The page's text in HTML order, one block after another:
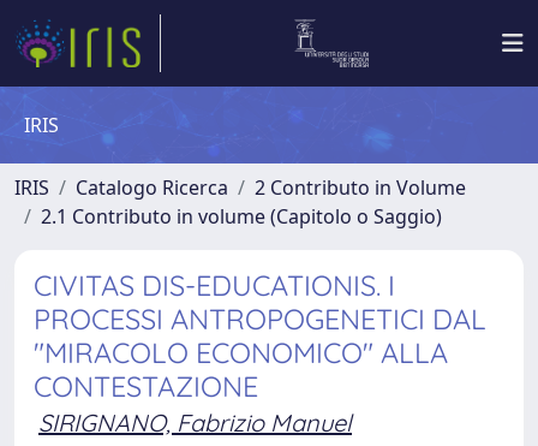
IRIS
IRIS Catalogo Ricerca
2 Contributo in Volume
2.1 Contributo in volume (Capitolo o Saggio)
CIVITAS DIS-EDUCATIONIS. I
PROCESSI ANTROPOGENETICI DAL
"MIRACOLO ECONOMICO" ALLA
CONTESTAZIONE
SIRIGNANO, Fabrizio Manuel